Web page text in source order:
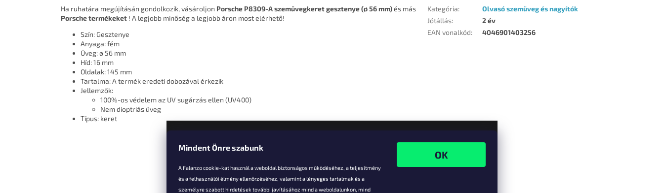
Mindent Önre szabunk
A Falanzo cookie-kat használ a weboldal biztonságos működéséhez, a teljesítmény
és a felhasználói élmény ellenőrzéséhez, valamint a lényeges tartalmak és a
személyre szabott hirdetések további javításához mind a weboldalunkon, mind
Ha ruhatára megújításán gondolkozik, vásároljon Porsche P8309-A szemüvegkeret gesztenye (ø 56 mm)és más
Porsche termékeket ! A legjobb minőség a legjobb áron most elérhető!
Szín: Gesztenye
Anyaga: fém
Üveg: ø 56 mm
Híd: 16 mm
Oldalak: 145 mm
Tartalma: A termék eredeti dobozával érkezik
Jellemzők:
100%-os védelem az UV sugárzás ellen (UV400)
Nem dioptriás üveg
Típus: keret
Kategória:
Olvasó szemüveg és nagyítók
Jótállás:
2 év
EAN vonalkód: 4046901403256